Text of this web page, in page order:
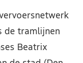
de tramlijnen
Beatrix